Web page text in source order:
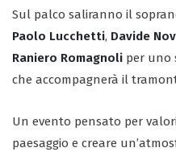
Sul palco saliranno il
Paolo Lucchetti, Davide
Raniero Romagnoli per uno
che accompagnerà il
Un evento pensato per
paesaggio e creare